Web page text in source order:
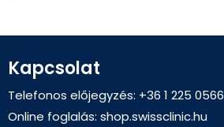
Kapcsolat
Telefonos előjegyzés: +36 1 225 0566
Online foglalás: shop.swissclinic.hu